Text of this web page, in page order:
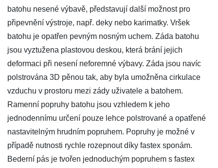
batohu nesené výbavě, představují další možnost pro
připevnění výstroje, např. deky nebo karimatky. Vršek
batohu je opatřen pevným nosným uchem. Záda batohu
jsou vyztužena plastovou deskou, která brání jejich
deformaci při nesení neforemné výbavy. Záda jsou navíc
polstrována 3D pěnou tak, aby byla umožněna cirkulace
vzduchu v prostoru mezi zády uživatele a batohem.
Ramenní popruhy batohu jsou vzhledem k jeho
jednodennímu určení pouze lehce polstrované a opatřené
nastavitelným hrudním popruhem. Popruhy je možné v
případě nutnosti rychle rozepnout díky fastex sponám.
Bederní pás je tvořen jednoduchým popruhem s fastex